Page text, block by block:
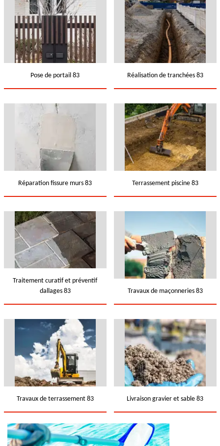
Pose de portail 83 Réalisation de tranchées 83
Réparation fissure murs 83 Terrassement piscine 83
Traitement curatif et préventif
dallages 83
Travaux de maçonneries 83
Travaux de terrassement 83 Livraison gravier et sable 83